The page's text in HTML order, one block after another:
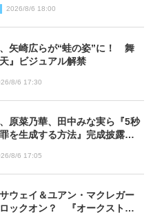
2026/8/6 18:00
矢崎広らが“蛙の姿”に！ 舞
』ビジュアル解禁
8/6 17:30
原菜乃華、田中みな実ら『5秒
を生成する方法』完成披露に
8/6 17:05
ウェイ＆ユアン・マクレガー
ックオン？ 『オークストリ